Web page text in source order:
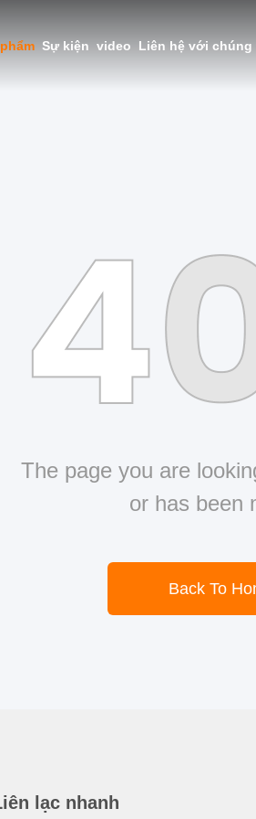
Sự kiện video Liên hệ với chúng
The page you are
or has been
Back To
lạc nhanh